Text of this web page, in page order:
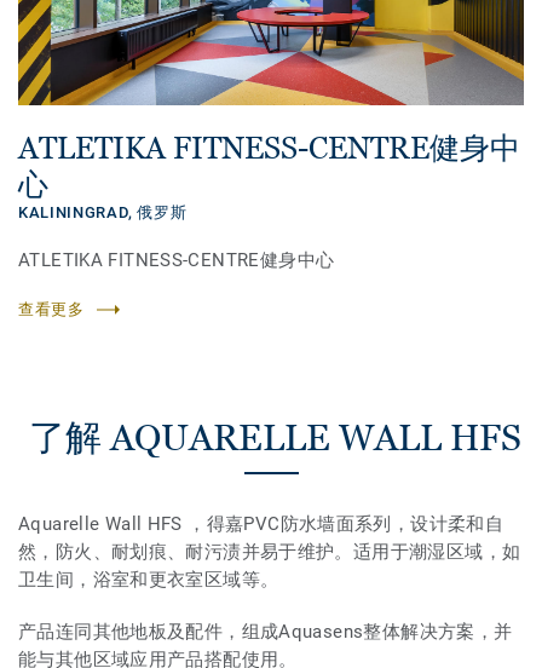
ATLETIKA FITNESS-CENTRE健身中
心
KALININGRAD,俄罗斯
ATLETIKA FITNESS-CENTRE健身中心
查看更多
了解 AQUARELLE WALL HFS
Aquarelle Wall HFS ，得嘉PVC防水墙面系列，设计柔和自
然，防火、耐划痕、耐污渍并易于维护。适用于潮湿区域，如
卫生间，浴室和更衣室区域等。
产品连同其他地板及配件，组成Aquasens整体解决方案，并
能与其他区域应用产品搭配使用。